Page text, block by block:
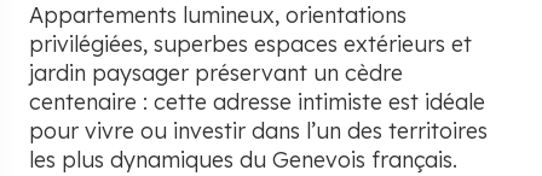
Appartements lumineux, orientations
privilégiées, superbes espaces extérieurs et
jardin paysager préservant un cèdre
centenaire : cette adresse intimiste est idéale
pour vivre ou investir dans l’un des territoires
les plus dynamiques du Genevois français.